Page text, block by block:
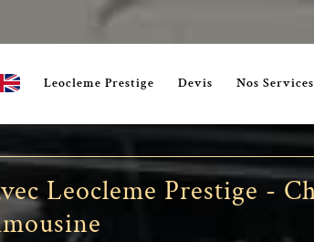
Leocleme Prestige Devis Nos Services
Leocleme Prestige -